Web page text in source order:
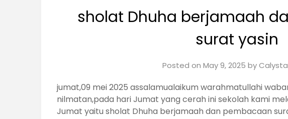
sholat Dhuha berjamaah
surat yasin
Posted on May 9, 2025 by
jumat,09 mei 2025 assalamualaikum warahmatullahi
nilmatan,pada hari Jumat yang cerah ini sekolah kami
Jumat yaitu sholat Dhuha berjamaah dan pembacaan